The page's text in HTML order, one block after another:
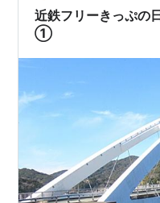
蔵庫があり、展示はた
に関する１０分ほどの
近鉄フリーきっぷの
①